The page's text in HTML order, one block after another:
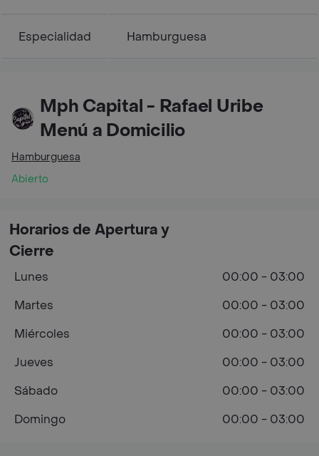
Especialidad Hamburguesa
Mph Capital - Rafael Uribe
Menú a Domicilio
Hamburguesa
Abierto
Horarios de Apertura y
Cierre
Lunes
00:00 - 03:00
Martes
00:00 - 03:00
Miércoles
00:00 - 03:00
Jueves
00:00 - 03:00
Sábado
00:00 - 03:00
Domingo
00:00 - 03:00